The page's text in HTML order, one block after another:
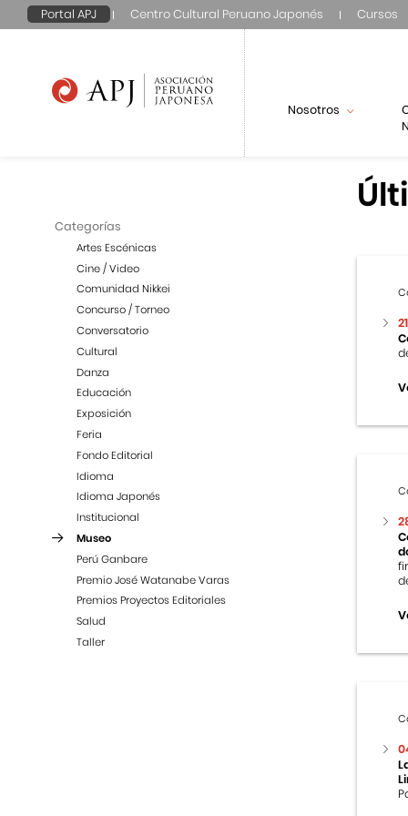
Portal APJ Centro Cultural Peruano Japonés Cursos
Nosotros
Categorías
Artes Escénicas
Cine / Video
Comunidad Nikkei
Concurso / Torneo
Conversatorio
Cultural
Danza
Educación
Exposición
Feria
Fondo Editorial
Idioma
Idioma Japonés
Institucional
Museo
Perú Ganbare
Premio José Watanabe Varas
Premios Proyectos Editoriales
Salud
Taller